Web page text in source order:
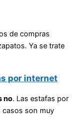
de compras
Ya se trate
por internet
no. Las estafas por
casos son muy